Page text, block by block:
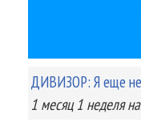
ДИВИЗОР: Я еще не
1 месяц 1 неделя